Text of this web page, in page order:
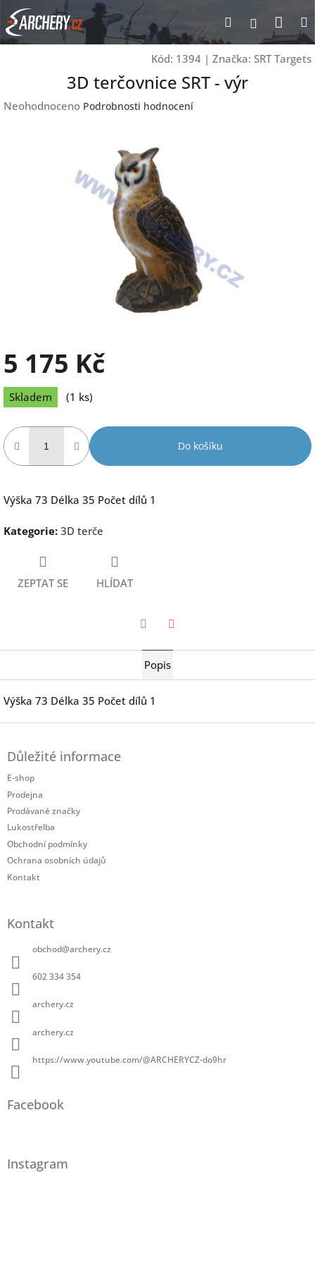
Přejít
na
obsah
Hledat
Kód: 1394 | Značka: SRT Targets
3D terčovnice SRT - výr
Průměrné
Neohodnoceno Podrobnosti hodnocení
5 175 Kč
Měrná
cena:
Skladem (1 ks)
Do košíku
Výška 73 Délka 35 Počet dílů 1
Kategorie: 3D terče
ZEPTAT SE HLÍDAT
Popis
Výška 73 Délka 35 Počet dílů 1
Důležité informace
E-shop
Prodejna
Prodávané značky
Lukostřelba
Obchodní podmínky
Ochrana osobních údajů
Kontakt
Kontakt
obchod@archery.cz
602 334 354
archery.cz
archery.cz
https://www.youtube.com/@ARCHERYCZ-do9hr
Facebook
Instagram